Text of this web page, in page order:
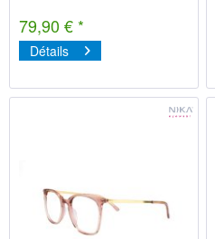
79,90 € *
Détails